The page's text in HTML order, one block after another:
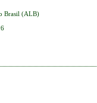
Brasil (ALB)